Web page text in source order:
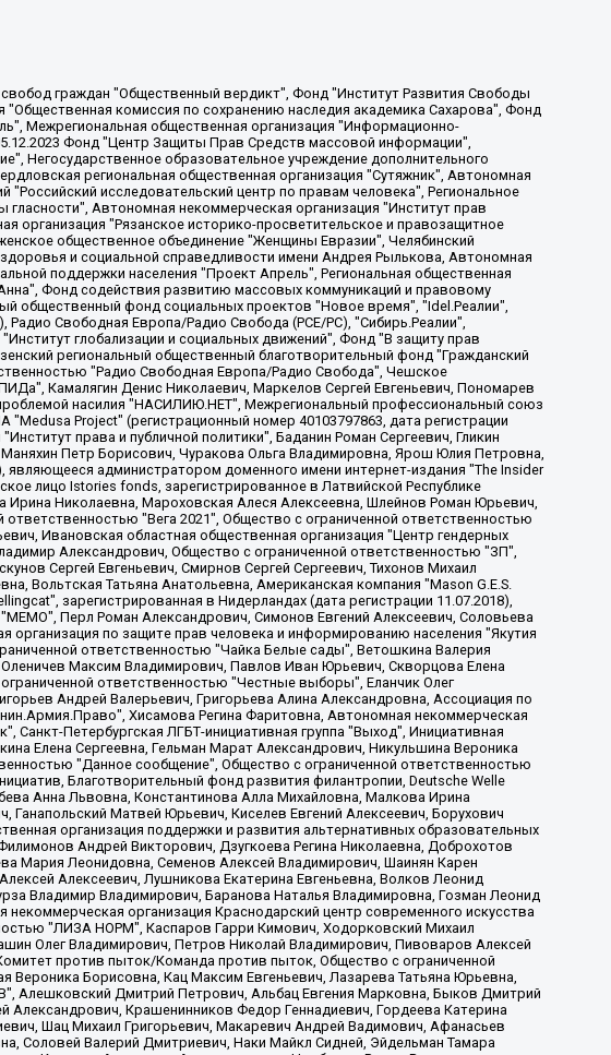
"Чайка Белые сады", Ветошкина Валерия Валерьевна, Заговора Максим Александрович, Межрегиональное общественное движение "Российская ЛГБТ - сеть", Оленичев Максим Владимирович, Павлов Иван Юрьевич, Скворцова Елена Сергеевна, Общество с ограниченной ответственностью "Как бы инагент", Кочетков Игорь Викторович, Общество с ограниченной ответственностью "Честные выборы", Еланчик Олег Александрович, Общество с ограниченной ответственностью "Нобелевский призыв", Гималова Регина Эмилевна, Григорьев Андрей Валерьевич, Григорьева Алина Александровна, Ассоциация по содействию защите прав призывников, альтернативнослужащих и военнослужащих "Правозащитная группа "Гражданин.Армия.Право", Хисамова Регина Фаритовна, Автономная некоммерческая организация по реализации социально-правовых программ "Лилит", Дальневосточное общественное движение "Маяк", Санкт-Петербургская ЛГБТ-инициативная группа "Выход", Инициативная группа ЛГБТ+ "Реверс", Алексеев Андрей Викторович, Бекбулатова Таисия Львовна, Беляев Иван Михайлович, Владыкина Елена Сергеевна, Гельман Марат Александрович, Никульшина Вероника Юрьевна, Толоконникова Надежда Андреевна, Шендерович Виктор Анатольевич, Общество с ограниченной ответственностью "Данное сообщение", Общество с ограниченной ответственностью Издательский дом "Новая глава", Айнбиндер Александра Александровна, Московский комьюнити-центр для ЛГБТ+инициатив, Благотворительный фонд развития филантропии, Deutsche Welle (Германия, Kurt-Schumacher-Strasse 3, 53113 Bonn), Борзунова Мария Михайловна, Воробьев Виктор Викторович, Голубева Анна Львовна, Константинова Алла Михайловна, Малкова Ирина Владимировна, Мурадов Мурад Абдулгалимович, Осетинская Елизавета Николаевна, Понасенков Евгений Николаевич, Ганапольский Матвей Юрьевич, Киселев Евгений Алексеевич, Борухович Ирина Григорьевна, Дремин Иван Тимофеевич, Дубровский Дмитрий Викторович, Красноярская региональная общественная организация поддержки и развития альтернативных образовательных технологий и межкультурных коммуникаций "ИНТЕРРА", Маяковская Екатерина Алексеевна, Фейгин Марк Захарович, Филимонов Андрей Викторович, Дзугкоева Регина Николаевна, Доброхотов Роман Александрович, Дудь Юрий Александрович, Елкин Сергей Владимирович, Кругликов Кирилл Игоревич, Сабунаева Мария Леонидовна, Семенов Алексей Владимирович, Шаинян Карен Багратович, Шульман Екатерина Михайловна, Асафьев Артур Валерьевич, Вахштайн Виктор Семенович, Венедиктов Алексей Алексеевич, Лушникова Екатерина Евгеньевна, Волков Леонид Михайлович, Невзоров Александр Глебович, Пархоменко Сергей Борисович, Сироткин Ярослав Николаевич, Кара-Мурза Владимир Владимирович, Баранова Наталья Владимировна, Гозман Леонид Яковлевич, Кагарлицкий Борис Юльевич, Климарев Михаил Валерьевич, Милов Владимир Станиславович, Автономная некоммерческая организация Краснодарский центр современного искусства "Типография", Моргенштерн Алишер Тагирович, Соболь Любовь Эдуардовна, Общество с ограниченной ответственностью "ЛИЗА НОРМ", Каспаров Гарри Кимович, Ходорковский Михаил Борисович, Общество с ограниченной ответственностью "Апрельские тезисы", Данилович Ирина Брониславовна, Кашин Олег Владимирович, Петров Николай Владимирович, Пивоваров Алексей Владимирович, Соколов Михаил Владимирович, Цветкова Юлия Владимировна, Чичваркин Евгений Александрович, Комитет против пыток/Команда против пыток, Общество с ограниченной ответственностью "Первый научный", Общество с ограниченной ответственностью "Вертолет и ко", Белоцерковская Вероника Борисовна, Кац Максим Евгеньевич, Лазарева Татьяна Юрьевна, Шаведдинов Руслан Табризович, Яшин Илья Валерьевич, Общество с ограниченной ответственностью "Иноагент ААВ", Алешковский Дмитрий Петрович, Альбац Евгения Марковна, Быков Дмитрий Львович, Галямина Юлия Евгеньевна, Лойко Сергей Леонидович, Мартынов Кирилл Константинович, Медведев Сергей Александрович, Крашенинников Федор Геннадиевич, Гордеева Катерина Вл